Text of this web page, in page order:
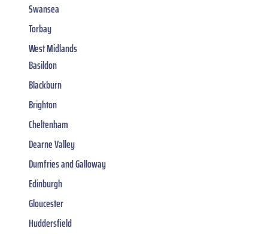
Swansea
Torbay
West Midlands
Basildon
Blackburn
Brighton
Cheltenham
Dearne Valley
Dumfries and Galloway
Edinburgh
Gloucester
Huddersfield